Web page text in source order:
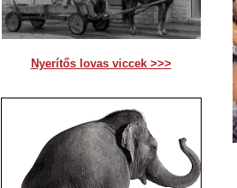
Nyerítős lovas viccek >>>